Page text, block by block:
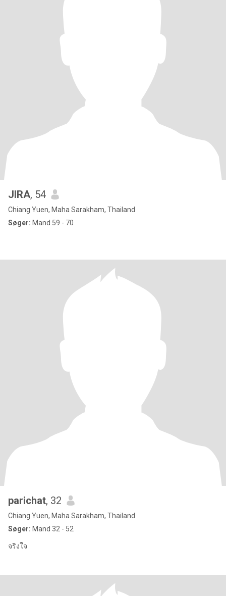
JIRA, 54
Chiang Yuen, Maha Sarakham, Thailand
Søger: Mand 59 - 70
parichat, 32
Chiang Yuen, Maha Sarakham, Thailand
Søger: Mand 32 - 52
จริงใจ